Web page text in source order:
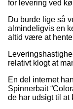
for levering ved
Du burde lige så
almindeligvis en
altid være at
relativt klogt at
En del internet
Spinnerbait
de har udsigt til at